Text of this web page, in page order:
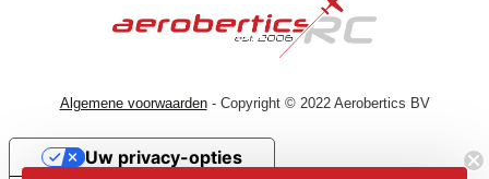
Algemene voorwaarden - Copyright © 2022 Aerobertics BV
Uw privacy-opties